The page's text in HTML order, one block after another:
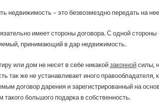
недвижимость – это безвозмездно передать на
имеет стороны договора. С одной
принимающий в дар недвижимость.
или дом не несет в себе никакой законнойсилы,
так же не устанавливает иного
договор дарения и зарегистрированный на
большого подарка в собственность.